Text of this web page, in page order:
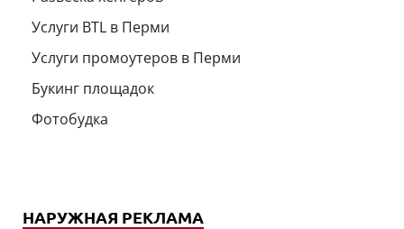
Услуги BTL в Перми
Услуги промоутеров в Перми
Букинг площадок
Фотобудка
НАРУЖНАЯ РЕКЛАМА